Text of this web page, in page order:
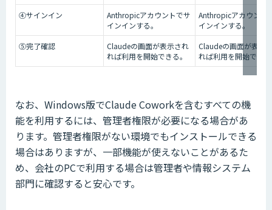
④サインイン
Anthropicアカウントでサ
インインする。
Anthropicアカウント
インインする。
⑤完了確認
Claudeの画面が表示され
れば利用を開始できる。
Claudeの画面が表示
れば利用を開始でき
なお、Windows版でClaude Coworkを含むすべての機
能を利用するには、管理者権限が必要になる場合があ
ります。管理者権限がない環境でもインストールできる
場合はありますが、一部機能が使えないことがあるた
め、会社のPCで利用する場合は管理者や情報システム
部門に確認すると安心です。